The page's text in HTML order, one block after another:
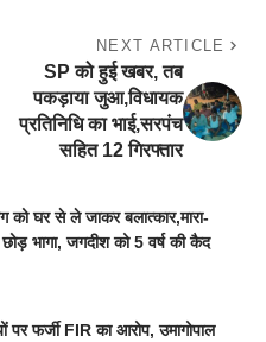
NEXT ARTICLE
SP को हुई खबर, तब
पकड़ाया जुआ,विधायक
प्रतिनिधि का भाई,सरपंच
सहित 12 गिरफ्तार
को घर से ले जाकर बलात्कार,मारा-
भागा, जगदीश को 5 वर्ष की कैद
पर फर्जी FIR का आरोप, उमागोपाल